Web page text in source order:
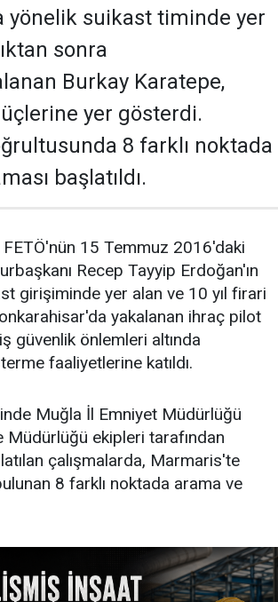
yönelik suikast timinde yer
sonra
Burkay Karatepe,
yer gösterdi.
8 farklı noktada
başlatıldı.
15 Temmuz 2016'daki
Recep Tayyip Erdoğan'ın
girişiminde yer alan ve 10 yıl firari
yakalanan ihraç pilot
güvenlik önlemleri altında
faaliyetlerine katıldı.
Muğla İl Emniyet Müdürlüğü
ekipleri tarafından
çalışmalarda, Marmaris'te
8 farklı noktada arama ve